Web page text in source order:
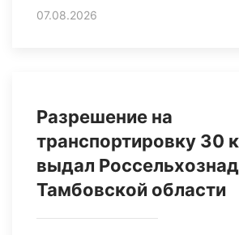
07.08.2026
Разрешение на
транспортировку 30
выдал
Тамбовской области